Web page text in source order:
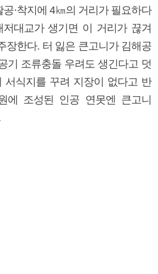
·착지에 4㎞의 거리가 필요하다
대교가 생기면 이 거리가 끊겨
장한다. 터 잃은 큰고니가 김해공
기 조류충돌 우려도 생긴다고 덧
서식지를 꾸려 지장이 없다고 반
에 조성된 인공 연못엔 큰고니